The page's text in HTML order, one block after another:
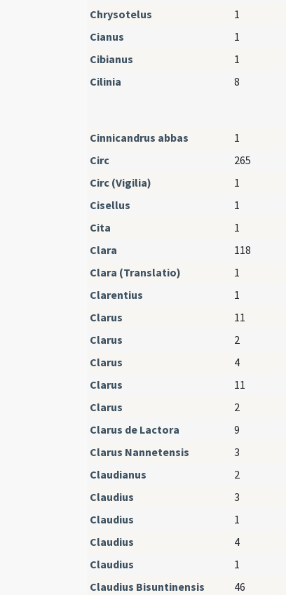
Chrysotelus
1
Cianus
1
Cibianus
1
Cilinia
8
Cinnicandrus abbas
1
Circ
265
Circ (Vigilia)
1
Cisellus
1
Cita
1
Clara
118
Clara (Translatio)
1
Clarentius
1
Clarus
11
Clarus
2
Clarus
4
Clarus
11
Clarus
2
Clarus de Lactora
9
Clarus Nannetensis
3
Claudianus
2
Claudius
3
Claudius
1
Claudius
4
Claudius
1
Claudius Bisuntinensis
46